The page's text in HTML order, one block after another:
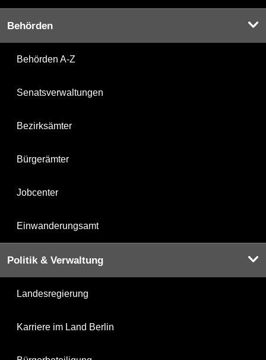
Behörden
Behörden A-Z
Senatsverwaltungen
Bezirksämter
Bürgerämter
Jobcenter
Einwanderungsamt
Politik & Verwaltung
Landesregierung
Karriere im Land Berlin